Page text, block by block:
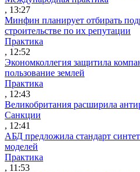
, 13:27
Минфин планирует отбирать
строительстве по их репутации
Практика
, 12:52
Экономколлегия защитила
пользование землей
Практика
, 12:43
Великобритания расширила
Санкции
, 12:41
АБД предложила стандарт
моделей
Практика
, 11:53